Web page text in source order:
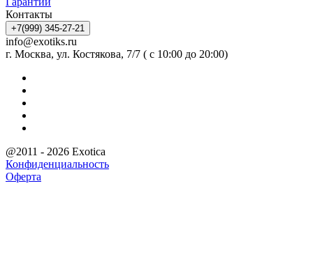
Контакты
+7(999) 345-27-21
info@exotiks.ru
г. Москва, ул. Костякова, 7/7 ( с 10:00 до 20:00)
@2011 - 2026 Exotica
Конфиденциальность
Оферта